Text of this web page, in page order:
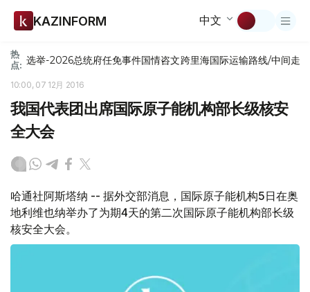
KAZINFORM 中文
热
点: 选举-2026总统府任免事件国情咨文跨里海国际运输路线/中间走廊
10:00, 07 12月 2016
我国代表团出席国际原子能机构部长级核安
全大会
哈通社阿斯塔纳 -- 据外交部消息，国际原子能机构5日在奥
地利维也纳举办了为期4天的第二次国际原子能机构部长级
核安全大会。